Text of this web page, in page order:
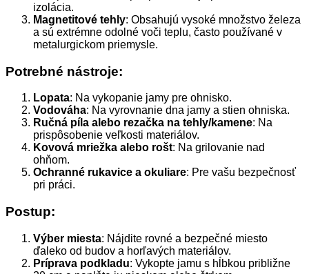
izolácia.
Magnetitové tehly: Obsahujú vysoké množstvo železa
a sú extrémne odolné voči teplu, často používané v
metalurgickom priemysle.
Potrebné nástroje:
Lopata: Na vykopanie jamy pre ohnisko.
Vodováha: Na vyrovnanie dna jamy a stien ohniska.
Ručná píla alebo rezačka na tehly/kamene: Na
prispôsobenie veľkosti materiálov.
Kovová mriežka alebo rošt: Na grilovanie nad
ohňom.
Ochranné rukavice a okuliare: Pre vašu bezpečnosť
pri práci.
Postup:
Výber miesta: Nájdite rovné a bezpečné miesto
ďaleko od budov a horľavých materiálov.
Príprava podkladu: Vykopte jamu s hĺbkou približne